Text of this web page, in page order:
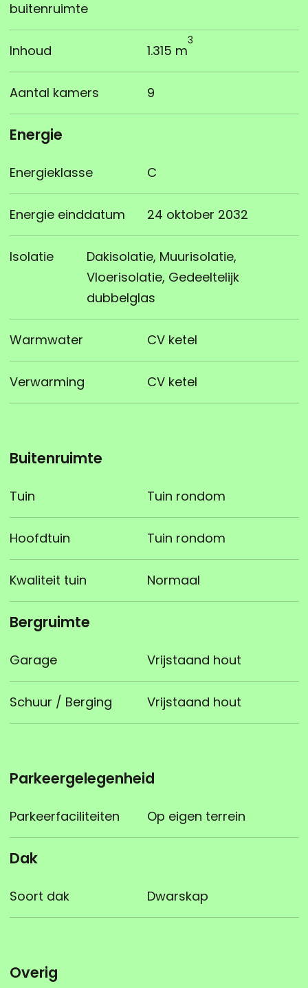
buitenruimte
Inhoud 1.315 m
3
Aantal kamers 9
Energie
Energieklasse C
Energie einddatum 24 oktober 2032
Isolatie
Dakisolatie, Muurisolatie,
Vloerisolatie, Gedeeltelijk
dubbelglas
Warmwater CV ketel
Verwarming CV ketel
Buitenruimte
Tuin Tuin rondom
Hoofdtuin Tuin rondom
Kwaliteit tuin Normaal
Bergruimte
Garage Vrijstaand hout
Schuur / Berging Vrijstaand hout
Parkeergelegenheid
Parkeerfaciliteiten Op eigen terrein
Dak
Soort dak Dwarskap
Overig